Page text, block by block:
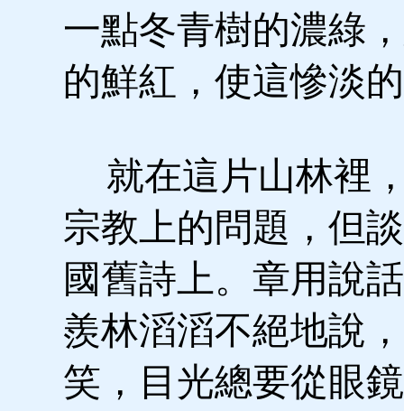
一點冬青樹的濃綠
的鮮紅，使這慘淡
就在這片山林裡
宗教上的問題，但
國舊詩上。章用說
羨林滔滔不絕地說
笑，目光總要從眼